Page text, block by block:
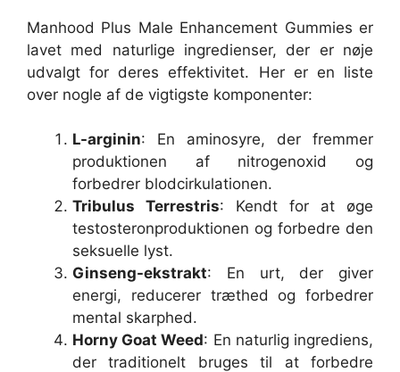
Manhood Plus Male Enhancement Gummies er
lavet med naturlige ingredienser, der er nøje
udvalgt for deres effektivitet. Her er en liste
over nogle af de vigtigste komponenter:
L-arginin: En aminosyre, der fremmer
produktionen af nitrogenoxid og
forbedrer blodcirkulationen.
Tribulus Terrestris: Kendt for at øge
testosteronproduktionen og forbedre den
seksuelle lyst.
Ginseng-ekstrakt: En urt, der giver
energi, reducerer træthed og forbedrer
mental skarphed.
Horny Goat Weed: En naturlig ingrediens,
der traditionelt bruges til at forbedre